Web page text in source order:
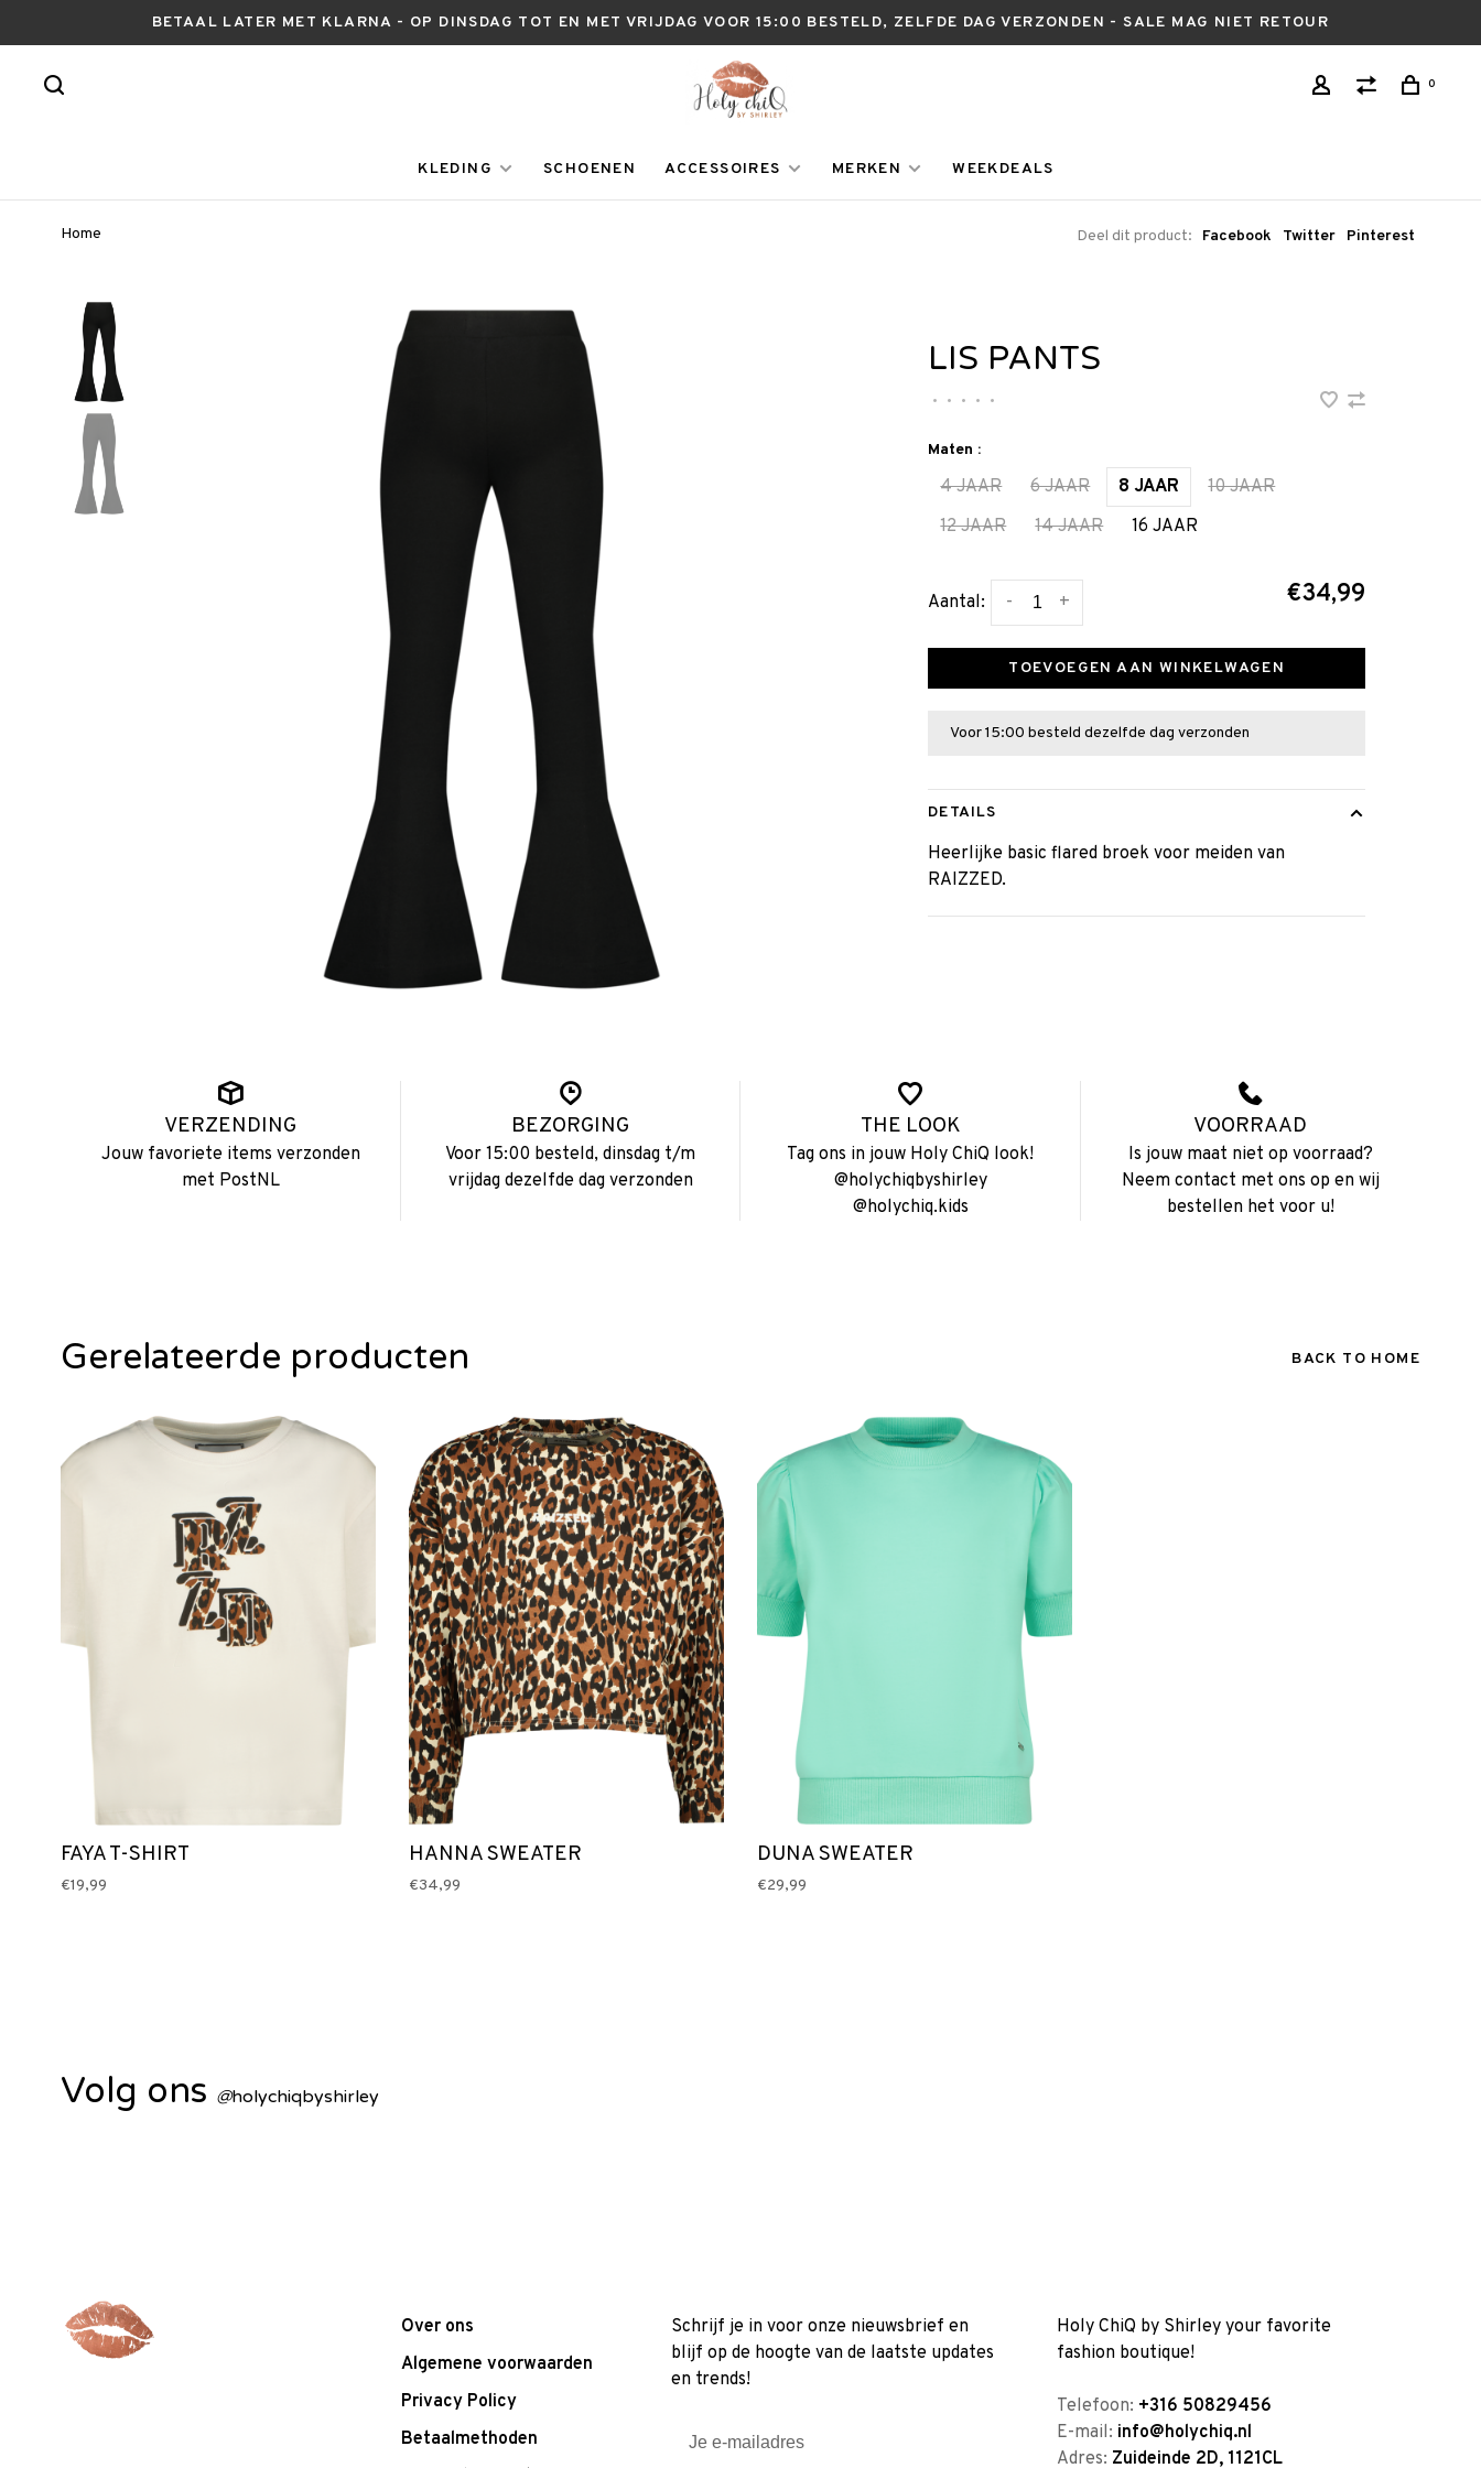
BETAAL LATER MET KLARNA - OP DINSDAG TOT EN MET VRIJDAG VOOR 15:00 BESTELD, ZELFDE DAG VERZONDEN - SALE MAG NIET RETOUR
0
KLEDING SCHOENEN ACCESSOIRES MERKEN WEEKDEALS
Home Deel dit product: Facebook Twitter Pinterest
LIS PANTS
• • • • •
Maten :
4 JAAR 6 JAAR 8 JAAR
10 JAAR
12 JAAR
14 JAAR 16 JAAR
Aantal: +
- €34,99
TOEVOEGEN AAN WINKELWAGEN
Voor 15:00 besteld dezelfde dag verzonden
DETAILS
Heerlijke basic flared broek voor meiden van
RAIZZED.
VERZENDING
Jouw favoriete items verzonden
met PostNL
BEZORGING
Voor 15:00 besteld, dinsdag t/m
vrijdag dezelfde dag verzonden
THE LOOK
Tag ons in jouw Holy ChiQ look!
@holychiqbyshirley
@holychiq.kids
VOORRAAD
Is jouw maat niet op voorraad?
Neem contact met ons op en wij
bestellen het voor u!
Gerelateerde producten BACK TO HOME
FAYA T-SHIRT
€19,99
HANNA SWEATER
€34,99
DUNA SWEATER
€29,99
Volg ons @holychiqbyshirley
Over ons
Algemene voorwaarden
Privacy Policy
Betaalmethoden
Schrijf je in voor onze nieuwsbrief en
blijf op de hoogte van de laatste updates
en trends!
Holy ChiQ by Shirley your favorite
fashion boutique!
Telefoon: +316 50829456
E-mail: info@holychiq.nl
Adres: Zuideinde 2D, 1121CL